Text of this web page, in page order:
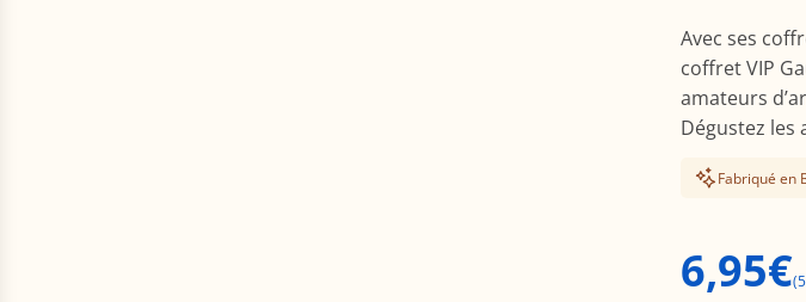
Avec ses
coffret VIP
amateurs
Dégustez les
Fabriqué en
P
6,95€(